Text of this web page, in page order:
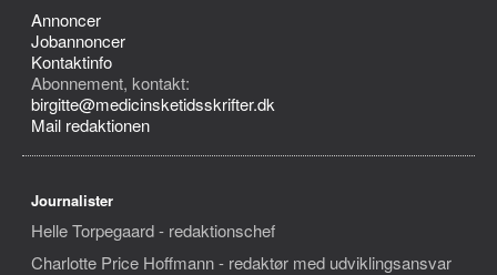
Annoncer
Jobannoncer
Kontaktinfo
Abonnement, kontakt:
birgitte@medicinsketidsskrifter.dk
Mail redaktionen
Journalister
Helle Torpegaard - redaktionschef
Charlotte Price Hoffmann - redaktør med udviklingsansvar